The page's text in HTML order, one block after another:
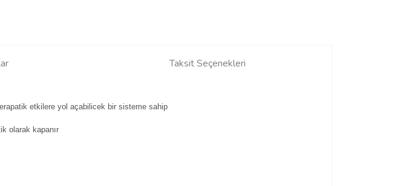
Taksit Seçenekleri
etkilere yol açabilicek bir sisteme sahip
olarak kapanır